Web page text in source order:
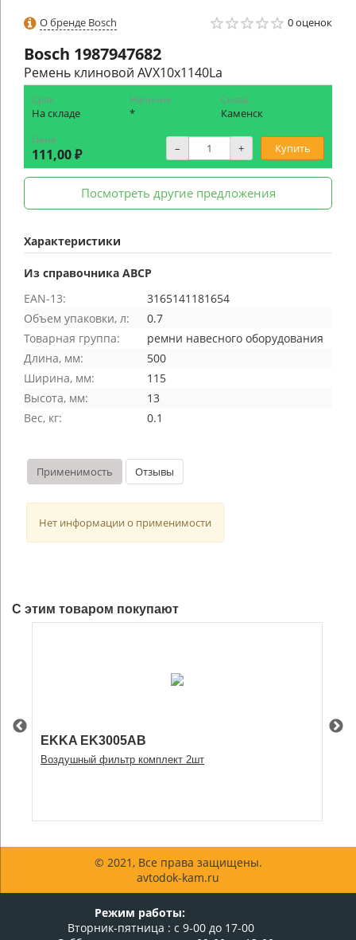
О бренде Bosch 0 оценок
Bosch 1987947682
Ремень клиновой AVX10x1140La
Срок
На складе
Наличие
*
Склад
Каменск
Цена
111,00 ₽ – + Купить
Посмотреть другие предложения
Характеристики
Из справочника ABCP
EAN-13:
3165141181654
Объем упаковки, л:
0.7
Товарная группа:
ремни навесного оборудования
Длина, мм:
500
Ширина, мм:
115
Высота, мм:
13
Вес, кг:
0.1
Применимость Отзывы
Нет информации о применимости
С этим товаром покупают
EKKA EK3005AB
Воздушный фильтр комплект 2шт
© 2021, Все права защищены.
avtodok-kam.ru
Режим работы:
Вторник-пятница : с 9-00 до 17-00